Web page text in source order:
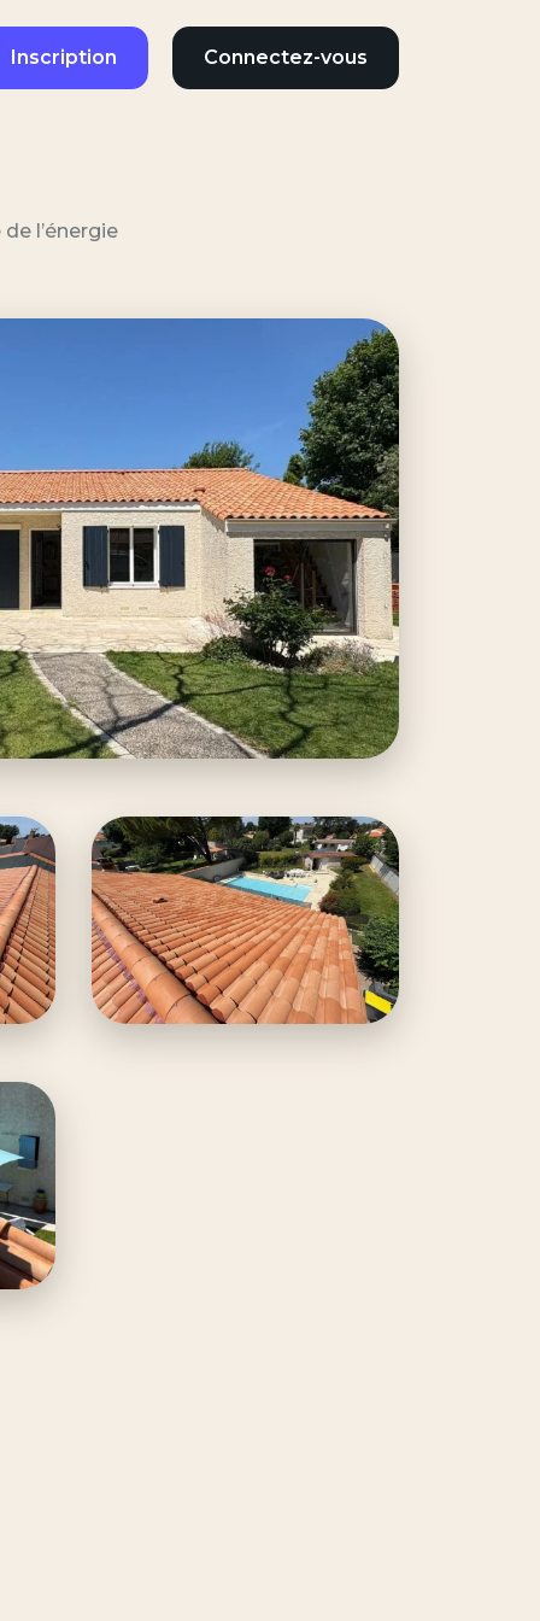
Inscription Connectez-vous
l’énergie